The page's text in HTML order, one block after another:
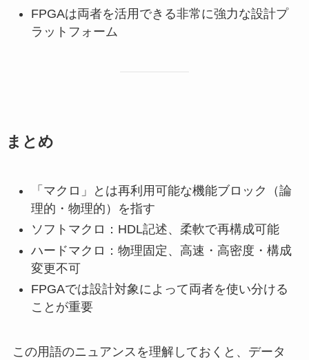
FPGAは両者を活用できる非常に強力な設計プ
ラットフォーム
まとめ
「マクロ」とは再利用可能な機能ブロック（論
理的・物理的）を指す
ソフトマクロ：HDL記述、柔軟で再構成可能
ハードマクロ：物理固定、高速・高密度・構成
変更不可
FPGAでは設計対象によって両者を使い分ける
ことが重要
この用語のニュアンスを理解しておくと、データ